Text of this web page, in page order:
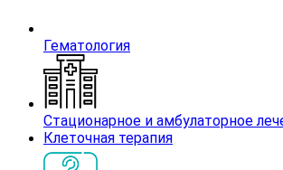
Гематология
Стационарное и амбулаторное
Клеточная терапия